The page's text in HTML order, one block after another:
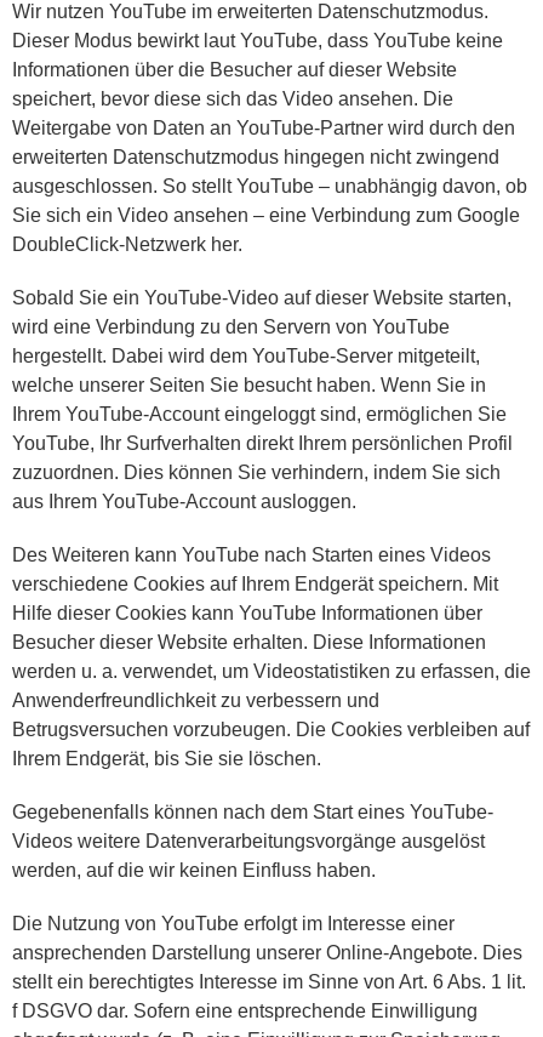
Wir nutzen YouTube im erweiterten Datenschutzmodus.
Dieser Modus bewirkt laut YouTube, dass YouTube keine
Informationen über die Besucher auf dieser Website
speichert, bevor diese sich das Video ansehen. Die
Weitergabe von Daten an YouTube-Partner wird durch den
erweiterten Datenschutzmodus hingegen nicht zwingend
ausgeschlossen. So stellt YouTube – unabhängig davon, ob
Sie sich ein Video ansehen – eine Verbindung zum Google
DoubleClick-Netzwerk her.
Sobald Sie ein YouTube-Video auf dieser Website starten,
wird eine Verbindung zu den Servern von YouTube
hergestellt. Dabei wird dem YouTube-Server mitgeteilt,
welche unserer Seiten Sie besucht haben. Wenn Sie in
Ihrem YouTube-Account eingeloggt sind, ermöglichen Sie
YouTube, Ihr Surfverhalten direkt Ihrem persönlichen Profil
zuzuordnen. Dies können Sie verhindern, indem Sie sich
aus Ihrem YouTube-Account ausloggen.
Des Weiteren kann YouTube nach Starten eines Videos
verschiedene Cookies auf Ihrem Endgerät speichern. Mit
Hilfe dieser Cookies kann YouTube Informationen über
Besucher dieser Website erhalten. Diese Informationen
werden u. a. verwendet, um Videostatistiken zu erfassen, die
Anwenderfreundlichkeit zu verbessern und
Betrugsversuchen vorzubeugen. Die Cookies verbleiben auf
Ihrem Endgerät, bis Sie sie löschen.
Gegebenenfalls können nach dem Start eines YouTube-
Videos weitere Datenverarbeitungsvorgänge ausgelöst
werden, auf die wir keinen Einfluss haben.
Die Nutzung von YouTube erfolgt im Interesse einer
ansprechenden Darstellung unserer Online-Angebote. Dies
stellt ein berechtigtes Interesse im Sinne von Art. 6 Abs. 1 lit.
f DSGVO dar. Sofern eine entsprechende Einwilligung